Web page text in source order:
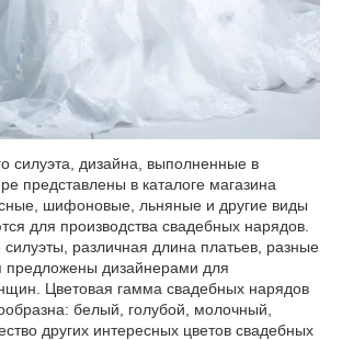
силуэта, дизайна, выполненные в
представлены в каталоге магазина
шифоновые, льняные и другие виды
для производства свадебных нарядов.
различная длина платьев, разные
предложены дизайнерами для
Цветовая гамма свадебных нарядов
белый, голубой, молочный,
других интересных цветов свадебных